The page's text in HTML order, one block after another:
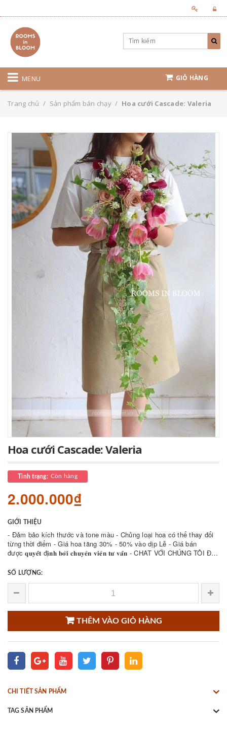
MENU GIỎ HÀNG
Trang chủ / Sản phẩm bán chạy / Hoa cưới Cascade: Valeria
Hoa cưới Cascade: Valeria
Tình trạng: Còn hàng
2.000.000₫
GIỚI THIỆU
- Đảm bảo kích thước và tone màu - Chủng loại hoa có thể thay đổi
từng thời điểm - Giá hoa tăng 30% - 50% vào dịp Lễ - Giá bán
được 𝐪𝐮𝐲𝐞̂́𝐭 đ𝐢̣𝐧𝐡 𝐛𝐨̛̉𝐢 𝐜𝐡𝐮𝐲𝐞̂𝐧 𝐯𝐢𝐞̂𝐧 𝐭𝐮̛ 𝐯𝐚̂́𝐧 - CHAT VỚI CHÚNG TÔI ĐỂ
SỐ LƯỢNG:
THÊM VÀO GIỎ HÀNG
CHI TIẾT SẢN PHẨM
TAG SẢN PHẨM